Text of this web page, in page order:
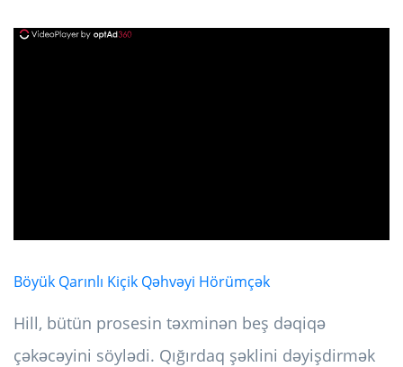
Böyük Qarınlı Kiçik Qəhvəyi Hörümçək
Hill, bütün prosesin təxminən beş dəqiqə
çəkəcəyini söylədi. Qığırdaq şəklini dəyişdirmək